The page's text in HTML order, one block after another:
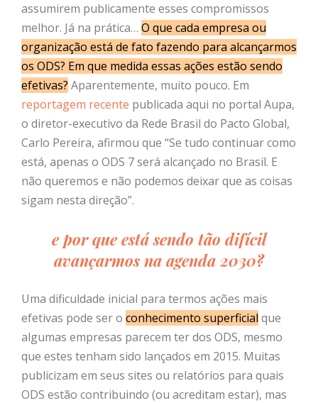
assumirem publicamente esses compromissos
melhor. Já na prática… O que cada empresa ou
organização está de fato fazendo para alcançarmos
os ODS? Em que medida essas ações estão sendo
efetivas? Aparentemente, muito pouco. Em
reportagem recente publicada aqui no portal Aupa,
o diretor-executivo da Rede Brasil do Pacto Global,
Carlo Pereira, afirmou que “Se tudo continuar como
está, apenas o ODS 7 será alcançado no Brasil. E
não queremos e não podemos deixar que as coisas
sigam nesta direção”.
e por que está sendo tão difícil
avançarmos na agenda 2030?
Uma dificuldade inicial para termos ações mais
efetivas pode ser o conhecimento superficial que
algumas empresas parecem ter dos ODS, mesmo
que estes tenham sido lançados em 2015. Muitas
publicizam em seus sites ou relatórios para quais
ODS estão contribuindo (ou acreditam estar), mas